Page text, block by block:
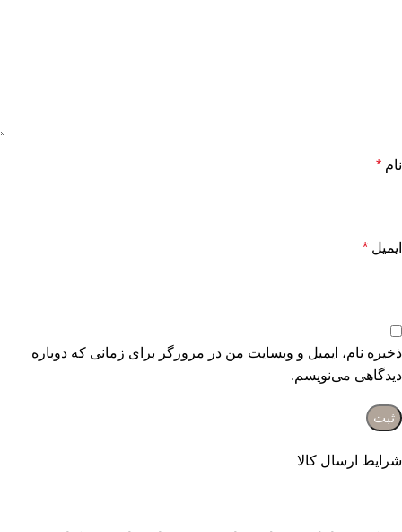
نام *
ایمیل *
ذخیره نام، ایمیل و وبسایت من در مرورگر برای زمانی که دوباره
دیدگاهی می‌نویسم.
شرایط ارسال کالا